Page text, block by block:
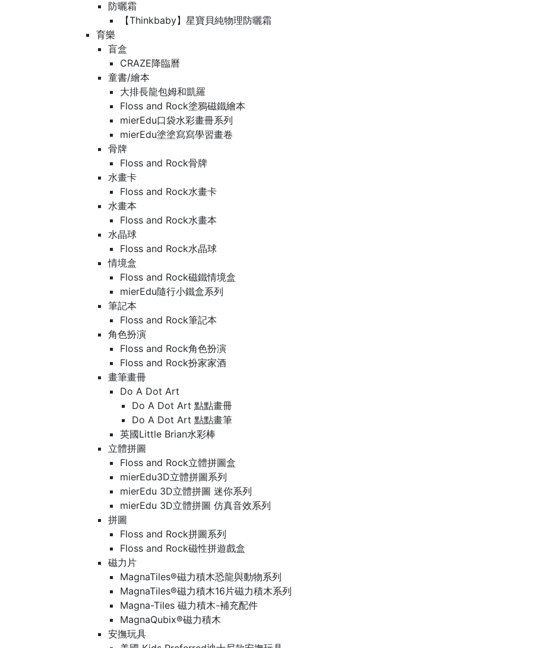
防曬霜
【Thinkbaby】星寶貝純物理防曬霜
育樂
盲盒
CRAZE降臨曆
童書/繪本
大排長龍包姆和凱羅
Floss and Rock塗鴉磁鐵繪本
mierEdu口袋水彩畫冊系列
mierEdu塗塗寫寫學習畫卷
骨牌
Floss and Rock骨牌
水畫卡
Floss and Rock水畫卡
水畫本
Floss and Rock水畫本
水晶球
Floss and Rock水晶球
情境盒
Floss and Rock磁鐵情境盒
mierEdu隨行小鐵盒系列
筆記本
Floss and Rock筆記本
角色扮演
Floss and Rock角色扮演
Floss and Rock扮家家酒
畫筆畫冊
Do A Dot Art
Do A Dot Art 點點畫冊
Do A Dot Art 點點畫筆
英國Little Brian水彩棒
立體拼圖
Floss and Rock立體拼圖盒
mierEdu3D立體拼圖系列
mierEdu 3D立體拼圖 迷你系列
mierEdu 3D立體拼圖 仿真音效系列
拼圖
Floss and Rock拼圖系列
Floss and Rock磁性拼遊戲盒
磁力片
MagnaTiles®磁力積木恐龍與動物系列
MagnaTiles®磁力積木16片磁力積木系列
Magna-Tiles 磁力積木-補充配件
MagnaQubix®磁力積木
安撫玩具